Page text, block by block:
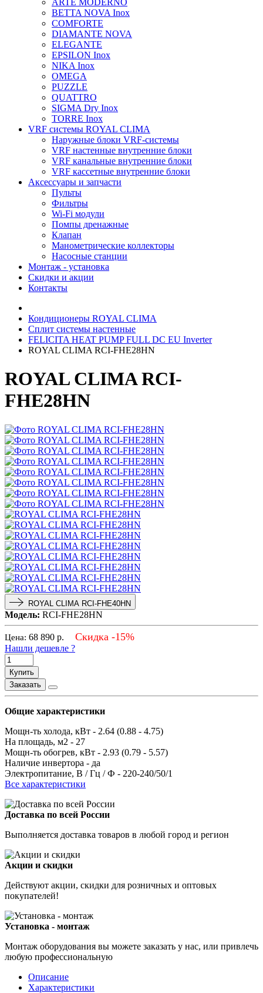
ARTE MODERNO
BETTA NOVA Inox
COMFORTE
DIAMANTE NOVA
ELEGANTE
EPSILON Inox
NIKA Inox
OMEGA
PUZZLE
QUATTRO
SIGMA Dry Inox
TORRE Inox
VRF системы ROYAL CLIMA
Наружные блоки VRF-системы
VRF настенные внутренние блоки
VRF канальные внутренние блоки
VRF кассетные внутренние блоки
Аксессуары и запчасти
Пульты
Фильтры
Wi-Fi модули
Помпы дренажные
Клапан
Манометрические коллекторы
Насосные станции
Монтаж - установка
Скидки и акции
Контакты
Кондиционеры ROYAL CLIMA
Сплит системы настенные
FELICITA HEAT PUMP FULL DC EU Inverter
ROYAL CLIMA RCI-FHE28HN
ROYAL CLIMA RCI-
FHE28HN
ROYAL CLIMA RCI-FHE40HN
Модель: RCI-FHE28HN
Цена: 68 890 р. Скидка -15%
Нашли дешевле ?
Купить
Заказать
Общие характеристики
Мощн-ть холода, кВт - 2.64 (0.88 - 4.75)
На площадь, м2 - 27
Мощн-ть обогрев, кВт - 2.93 (0.79 - 5.57)
Наличие инвертора - да
Электропитание, В / Гц / Ф - 220-240/50/1
Все характеристики
Доставка по всей России
Выполняется доставка товаров в любой город и регион
Акции и скидки
Действуют акции, скидки для розничных и оптовых
покупателей!
Установка - монтаж
Монтаж оборудования вы можете заказать у нас, или привлечь
любую профессиональную
Описание
Характеристики